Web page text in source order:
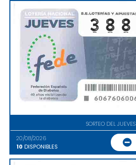
SORTEO DEL JUEVES
20/08/2026
10 DISPONIBLES